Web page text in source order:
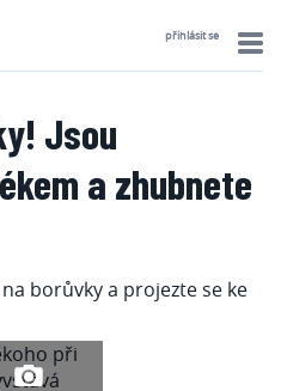
přihlásit se
Jsou
a zhubnete